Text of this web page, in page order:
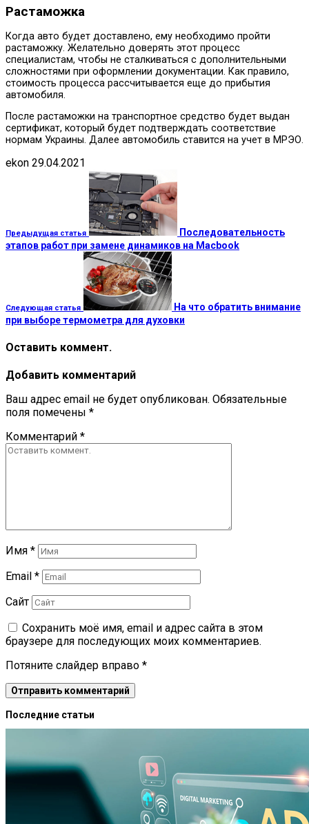
Растаможка
Когда авто будет доставлено, ему необходимо пройти
растаможку. Желательно доверять этот процесс
специалистам, чтобы не сталкиваться с дополнительными
сложностями при оформлении документации. Как правило,
стоимость процесса рассчитывается еще до прибытия
автомобиля.
После растаможки на транспортное средство будет выдан
сертификат, который будет подтверждать соответствие
нормам Украины. Далее автомобиль ставится на учет в МРЭО.
ekon 29.04.2021
Предыдущая статья
Последовательность
этапов работ при замене динамиков на Macbook
Следующая статья
На что обратить внимание
при выборе термометра для духовки
Оставить коммент.
Добавить комментарий
Ваш адрес email не будет опубликован. Обязательные
поля помечены *
Комментарий *
Имя *
Email *
Сайт
Сохранить моё имя, email и адрес сайта в этом
браузере для последующих моих комментариев.
Потяните слайдер вправо *
Последние статьи